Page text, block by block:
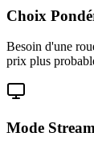
Choix
Besoin d'une
prix plus
Mode